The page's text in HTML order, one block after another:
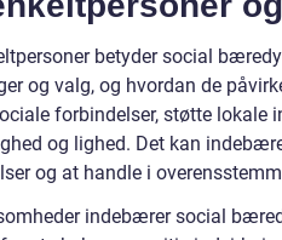
betyder social
og valg, og hvordan de
forbindelser, støtte lokale
og lighed. Det kan
og at handle i
indebærer social